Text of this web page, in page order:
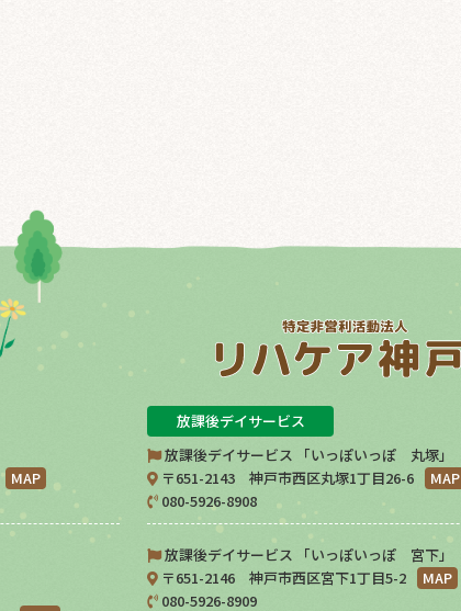
MAP
放課後デイサービス
放課後デイサービス 「いっぽいっぽ 丸塚」
〒651-2143 神戸市西区丸塚1丁目26-6
MAP
080-5926-8908
放課後デイサービス 「いっぽいっぽ 宮下」
〒651-2146 神戸市西区宮下1丁目5-2
MAP
080-5926-8909